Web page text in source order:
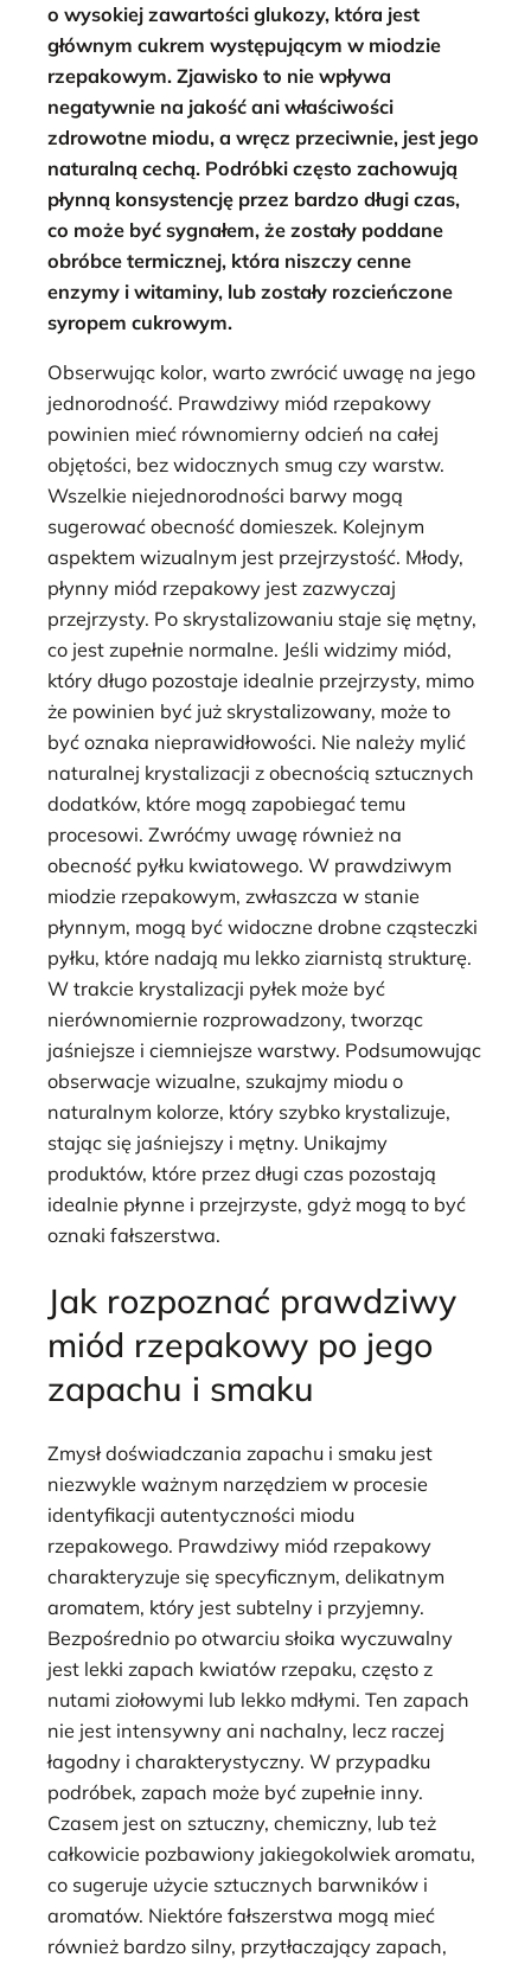
o wysokiej zawartości glukozy, która jest
głównym cukrem występującym w miodzie
rzepakowym. Zjawisko to nie wpływa
negatywnie na jakość ani właściwości
zdrowotne miodu, a wręcz przeciwnie, jest jego
naturalną cechą. Podróbki często zachowują
płynną konsystencję przez bardzo długi czas,
co może być sygnałem, że zostały poddane
obróbce termicznej, która niszczy cenne
enzymy i witaminy, lub zostały rozcieńczone
syropem cukrowym.
Obserwując kolor, warto zwrócić uwagę na jego
jednorodność. Prawdziwy miód rzepakowy
powinien mieć równomierny odcień na całej
objętości, bez widocznych smug czy warstw.
Wszelkie niejednorodności barwy mogą
sugerować obecność domieszek. Kolejnym
aspektem wizualnym jest przejrzystość. Młody,
płynny miód rzepakowy jest zazwyczaj
przejrzysty. Po skrystalizowaniu staje się mętny,
co jest zupełnie normalne. Jeśli widzimy miód,
który długo pozostaje idealnie przejrzysty, mimo
że powinien być już skrystalizowany, może to
być oznaka nieprawidłowości. Nie należy mylić
naturalnej krystalizacji z obecnością sztucznych
dodatków, które mogą zapobiegać temu
procesowi. Zwróćmy uwagę również na
obecność pyłku kwiatowego. W prawdziwym
miodzie rzepakowym, zwłaszcza w stanie
płynnym, mogą być widoczne drobne cząsteczki
pyłku, które nadają mu lekko ziarnistą strukturę.
W trakcie krystalizacji pyłek może być
nierównomiernie rozprowadzony, tworząc
jaśniejsze i ciemniejsze warstwy. Podsumowując
obserwacje wizualne, szukajmy miodu o
naturalnym kolorze, który szybko krystalizuje,
stając się jaśniejszy i mętny. Unikajmy
produktów, które przez długi czas pozostają
idealnie płynne i przejrzyste, gdyż mogą to być
oznaki fałszerstwa.
Jak rozpoznać prawdziwy
miód rzepakowy po jego
zapachu i smaku
Zmysł doświadczania zapachu i smaku jest
niezwykle ważnym narzędziem w procesie
identyfikacji autentyczności miodu
rzepakowego. Prawdziwy miód rzepakowy
charakteryzuje się specyficznym, delikatnym
aromatem, który jest subtelny i przyjemny.
Bezpośrednio po otwarciu słoika wyczuwalny
jest lekki zapach kwiatów rzepaku, często z
nutami ziołowymi lub lekko mdłymi. Ten zapach
nie jest intensywny ani nachalny, lecz raczej
łagodny i charakterystyczny. W przypadku
podróbek, zapach może być zupełnie inny.
Czasem jest on sztuczny, chemiczny, lub też
całkowicie pozbawiony jakiegokolwiek aromatu,
co sugeruje użycie sztucznych barwników i
aromatów. Niektóre fałszerstwa mogą mieć
również bardzo silny, przytłaczający zapach,